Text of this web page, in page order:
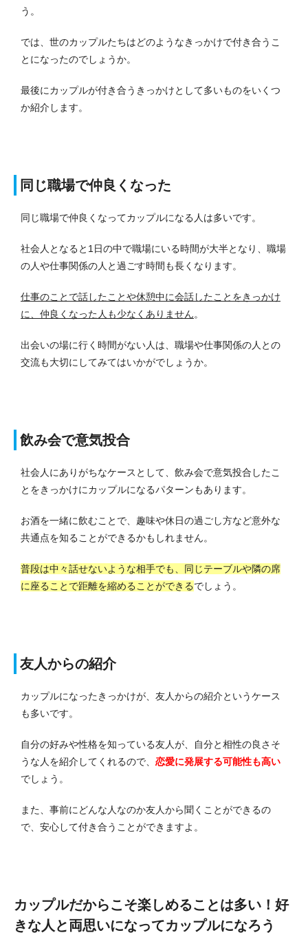
う。
では、世のカップルたちはどのようなきっかけで付き合うこ
とになったのでしょうか。
最後にカップルが付き合うきっかけとして多いものをいくつ
か紹介します。
同じ職場で仲良くなった
同じ職場で仲良くなってカップルになる人は多いです。
社会人となると1日の中で職場にいる時間が大半となり、職場
の人や仕事関係の人と過ごす時間も長くなります。
仕事のことで話したことや休憩中に会話したことをきっかけ
に、仲良くなった人も少なくありません。
出会いの場に行く時間がない人は、職場や仕事関係の人との
交流も大切にしてみてはいかがでしょうか。
飲み会で意気投合
社会人にありがちなケースとして、飲み会で意気投合したこ
とをきっかけにカップルになるパターンもあります。
お酒を一緒に飲むことで、趣味や休日の過ごし方など意外な
共通点を知ることができるかもしれません。
普段は中々話せないような相手でも、同じテーブルや隣の席
に座ることで距離を縮めることができるでしょう。
友人からの紹介
カップルになったきっかけが、友人からの紹介というケース
も多いです。
自分の好みや性格を知っている友人が、自分と相性の良さそ
うな人を紹介してくれるので、 恋愛に発展する可能性も高い
でしょう。
また、事前にどんな人なのか友人から聞くことができるの
で、安心して付き合うことができますよ。
カップルだからこそ楽しめることは多い！好
きな人と両思いになってカップルになろう